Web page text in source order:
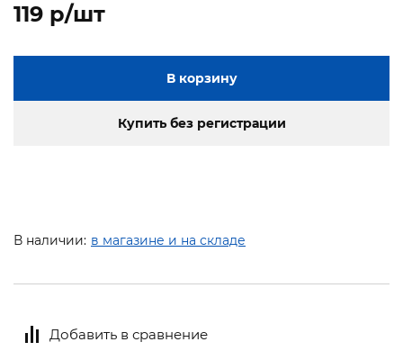
119 p/шт
В корзину
Купить без регистрации
В наличии: в магазине и на складе
Добавить в сравнение